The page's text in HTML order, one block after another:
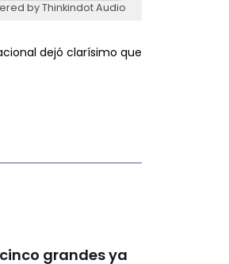
by Thinkindot Audio
dejó clarísimo que
grandes ya